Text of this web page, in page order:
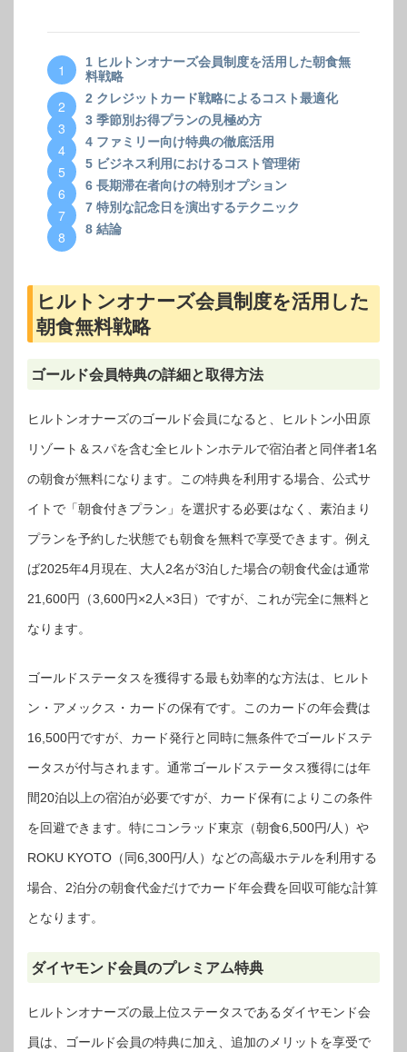
1 ヒルトンオナーズ会員制度を活用した朝食無
料戦略
2 クレジットカード戦略によるコスト最適化
3 季節別お得プランの見極め方
4 ファミリー向け特典の徹底活用
5 ビジネス利用におけるコスト管理術
6 長期滞在者向けの特別オプション
7 特別な記念日を演出するテクニック
8 結論
ヒルトンオナーズ会員制度を活用した
朝食無料戦略
ゴールド会員特典の詳細と取得方法
ヒルトンオナーズのゴールド会員になると、ヒルトン小田原
リゾート＆スパを含む全ヒルトンホテルで宿泊者と同伴者1名
の朝食が無料になります。この特典を利用する場合、公式サ
イトで「朝食付きプラン」を選択する必要はなく、素泊まり
プランを予約した状態でも朝食を無料で享受できます。例え
ば2025年4月現在、大人2名が3泊した場合の朝食代金は通常
21,600円（3,600円×2人×3日）ですが、これが完全に無料と
なります。
ゴールドステータスを獲得する最も効率的な方法は、ヒルト
ン・アメックス・カードの保有です。このカードの年会費は
16,500円ですが、カード発行と同時に無条件でゴールドステ
ータスが付与されます。通常ゴールドステータス獲得には年
間20泊以上の宿泊が必要ですが、カード保有によりこの条件
を回避できます。特にコンラッド東京（朝食6,500円/人）や
ROKU KYOTO（同6,300円/人）などの高級ホテルを利用する
場合、2泊分の朝食代金だけでカード年会費を回収可能な計算
となります。
ダイヤモンド会員のプレミアム特典
ヒルトンオナーズの最上位ステータスであるダイヤモンド会
員は、ゴールド会員の特典に加え、追加のメリットを享受で